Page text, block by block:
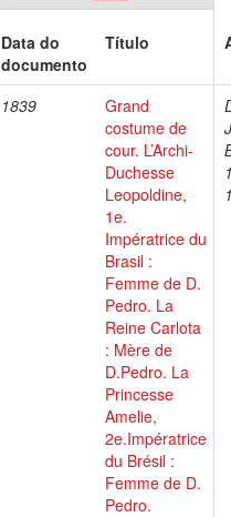
Data do
documento
Título
1839
Grand
costume de
cour. L’Archi-
Duchesse
Leopoldine,
1e.
Impératrice du
Brasil :
Femme de D.
Pedro. La
Reine Carlota
: Mère de
D.Pedro. La
Princesse
Amelie,
2e.Impératrice
du Brésil :
Femme de D.
Pedro.